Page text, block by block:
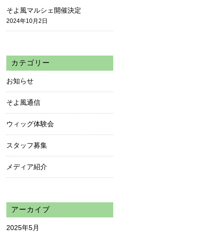
そよ風マルシェ開催決定
2024年10月2日
カテゴリー
お知らせ
そよ風通信
ウィッグ体験会
スタッフ募集
メディア紹介
アーカイブ
2025年5月